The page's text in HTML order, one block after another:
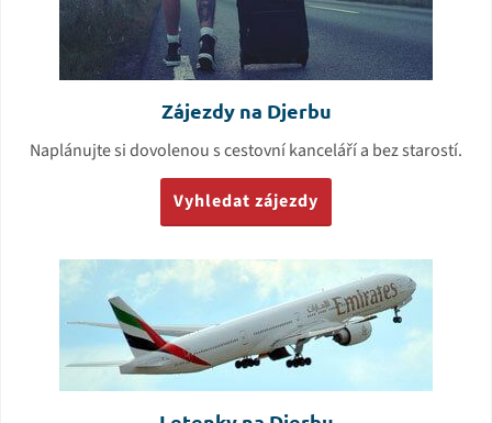
Zájezdy na Djerbu
Naplánujte si dovolenou s cestovní kanceláří a bez starostí.
Vyhledat zájezdy